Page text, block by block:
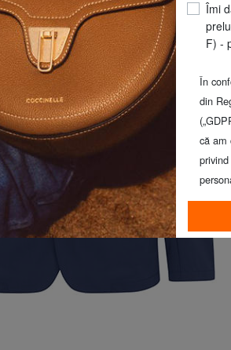
Îmi
F) -
În
din
că am